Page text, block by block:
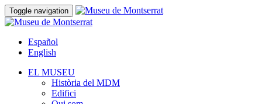
Toggle navigation
Español
English
EL MUSEU
Història del MDM
Edifici